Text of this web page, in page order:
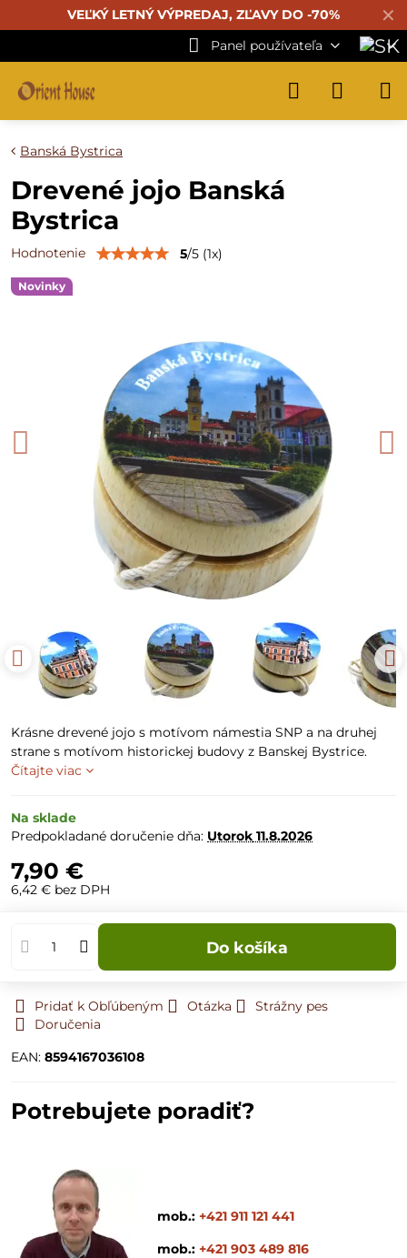
✕
VEĽKÝ LETNÝ VÝPREDAJ, ZĽAVY DO -70%
Panel používateľa
Novinky
Banská Bystrica
Drevené jojo Banská
Bystrica
Hodnotenie 5/5 (1x)
Krásne drevené jojo s motívom námestia SNP a na druhej
strane s motívom historickej budovy z Banskej Bystrice.
Čítajte viac
Na sklade
Predpokladané doručenie dňa: Utorok 11.8.2026
7,90 €
6,42 € bez DPH
Do košíka
Pridať k Obľúbeným Otázka
Strážny pes
Doručenia
EAN: 8594167036108
Potrebujete poradiť?
mob.: +421 911 121 441
mob.: +421 903 489 816